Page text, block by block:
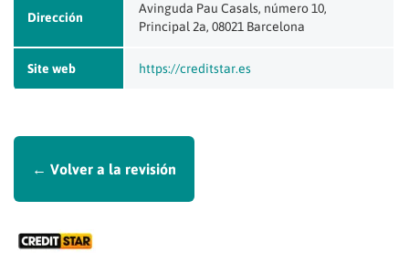
Dirección
Avinguda Pau Casals, número 10,
Principal 2a, 08021 Barcelona
Site web https://creditstar.es
← Volver a la revisión